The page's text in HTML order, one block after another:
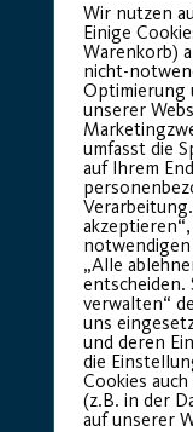
Wir nutzen
Einige
Warenkorb)
nicht-
Optimierung
unserer
umfasst die
auf Ihrem
„Alle
entscheiden.
verwalten“
uns
und deren
die
Cookies
(z.B. in der
auf unserer